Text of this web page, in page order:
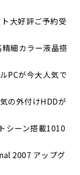
大好評ご予約受
細カラー液晶搭
PCが今大人気で
の外付けHDDが
シーン搭載1010
2007 アップグ